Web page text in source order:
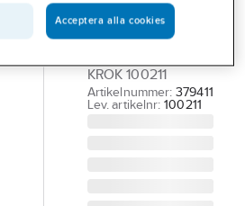
SURRNING
IRONSIDE 3T 0.5+
KROK 100211
Artikelnummer: 379411
Lev. artikelnr: 100211
Acceptera alla cookies